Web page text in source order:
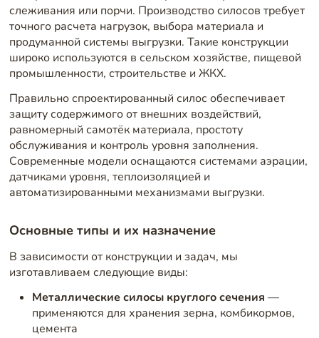
слеживания или порчи. Производство силосов требует
точного расчета нагрузок, выбора материала и
продуманной системы выгрузки. Такие конструкции
широко используются в сельском хозяйстве, пищевой
промышленности, строительстве и ЖКХ.
Правильно спроектированный силос обеспечивает
защиту содержимого от внешних воздействий,
равномерный самотёк материала, простоту
обслуживания и контроль уровня заполнения.
Современные модели оснащаются системами аэрации,
датчиками уровня, теплоизоляцией и
автоматизированными механизмами выгрузки.
Основные типы и их назначение
В зависимости от конструкции и задач, мы
изготавливаем следующие виды:
Металлические силосы круглого сечения —
применяются для хранения зерна, комбикормов,
цемента